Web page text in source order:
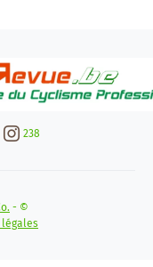
238
- ©
légales